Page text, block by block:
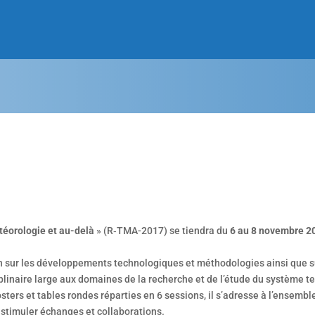
et au-delà » (R‑TMA-2017) se tiendra du 6 au 8 novembre
sur les développements technologiques et méthodologies ainsi
large aux domaines de la recherche et de l’étude du système
et tables rondes réparties en 6 sessions, il s’adresse à
échanges et collaborations.